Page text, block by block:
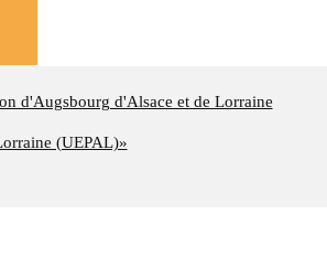
d'Augsbourg d'Alsace et de Lorraine
(UEPAL)»